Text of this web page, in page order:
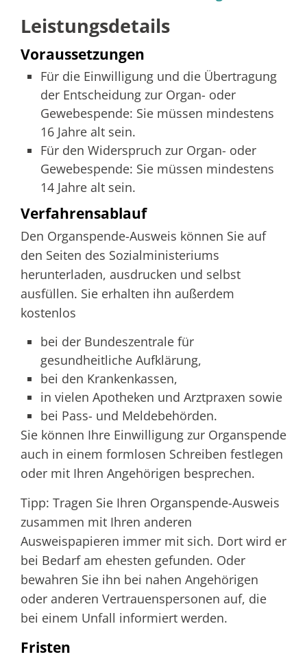
Leistungsdetails
Voraussetzungen
Für die Einwilligung und die Übertragung
der Entscheidung zur Organ- oder
Gewebespende: Sie müssen mindestens
16 Jahre alt sein.
Für den Widerspruch zur Organ- oder
Gewebespende: Sie müssen mindestens
14 Jahre alt sein.
Verfahrensablauf
Den Organspende-Ausweis können Sie auf
den Seiten des Sozialministeriums
herunterladen, ausdrucken und selbst
ausfüllen. Sie erhalten ihn außerdem
kostenlos
bei der Bundeszentrale für
gesundheitliche Aufklärung,
bei den Krankenkassen,
in vielen Apotheken und Arztpraxen sowie
bei Pass- und Meldebehörden.
Sie können Ihre Einwilligung zur Organspende
auch in einem formlosen Schreiben festlegen
oder mit Ihren Angehörigen besprechen.
Tipp: Tragen Sie Ihren Organspende-Ausweis
zusammen mit Ihren anderen
Ausweispapieren immer mit sich. Dort wird er
bei Bedarf am ehesten gefunden. Oder
bewahren Sie ihn bei nahen Angehörigen
oder anderen Vertrauenspersonen auf, die
bei einem Unfall informiert werden.
Fristen